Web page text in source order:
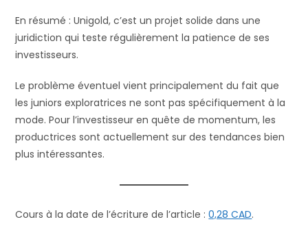
En résumé : Unigold, c’est un projet solide dans une
juridiction qui teste régulièrement la patience de ses
investisseurs.
Le problème éventuel vient principalement du fait que
les juniors exploratrices ne sont pas spécifiquement à la
mode. Pour l’investisseur en quête de momentum, les
productrices sont actuellement sur des tendances bien
plus intéressantes.
Cours à la date de l’écriture de l’article :0,28 CAD.